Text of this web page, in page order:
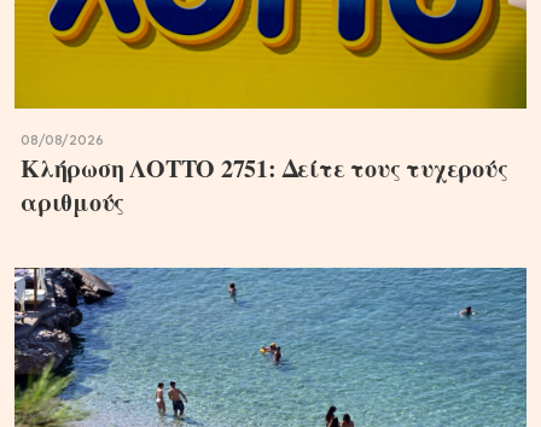
08/08/2026
Κλήρωση ΛΟΤΤΟ 2751: Δείτε τους τυχερούς
αριθμούς